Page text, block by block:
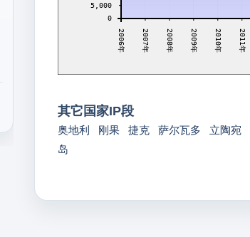
0
5,000
2006年 2007年 2008年 2009年 2010年 2011年
其它国家IP段
奥地利 刚果 捷克 萨尔瓦多 立陶宛
岛